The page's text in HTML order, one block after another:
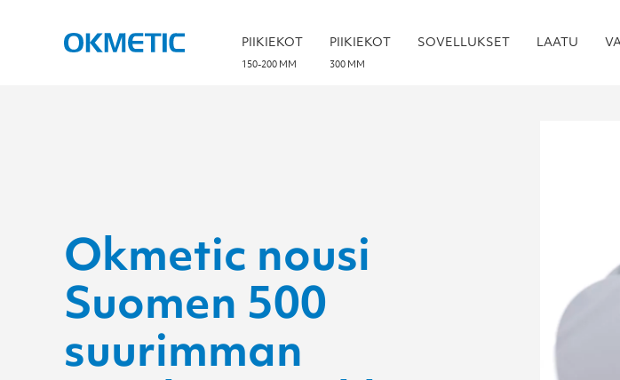
PIIKIEKOT
150-200 MM
PIIKIEKOT
300 MM
SOVELLUKSET LAATU
Okmetic nousi
Suomen 500
suurimman